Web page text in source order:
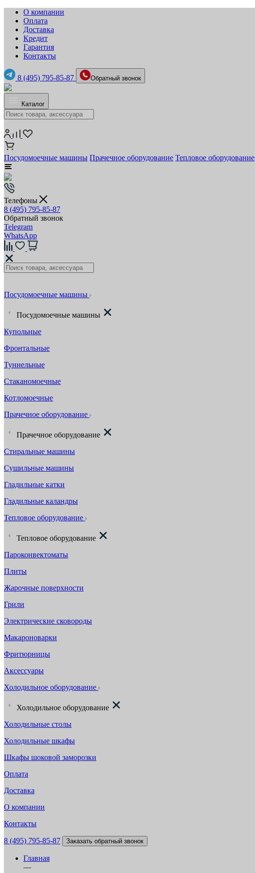
О компании
Оплата
Доставка
Кредит
Гарантия
Контакты
8 (495) 795-85-87 Обратный звонок
Каталог
Посудомоечные машины Прачечное оборудование Тепловое оборудование
Телефоны
8 (495) 795-85-87
Обратный звонок
Telegram
WhatsApp
Посудомоечные машины
Посудомоечные машины
Купольные
Фронтальные
Туннельные
Стаканомоечные
Котломоечные
Прачечное оборудование
Прачечное оборудование
Стиральные машины
Сушильные машины
Гладильные катки
Гладильные каландры
Тепловое оборудование
Тепловое оборудование
Пароконвектоматы
Плиты
Жарочные поверхности
Грили
Электрические сковороды
Макароноварки
Фритюрницы
Аксессуары
Холодильное оборудование
Холодильное оборудование
Холодильные столы
Холодильные шкафы
Шкафы шоковой заморозки
Оплата
Доставка
О компании
Контакты
8 (495) 795-85-87 Заказать обратный звонок
Главная
—